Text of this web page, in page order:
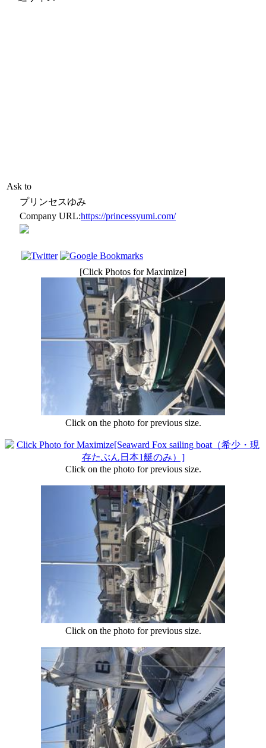
Ask to
プリンセスゆみ
Company URL:https://princessyumi.com/
[Click Photos for Maximize]
Click on the photo for previous size.
Click on the photo for previous size.
Click on the photo for previous size.